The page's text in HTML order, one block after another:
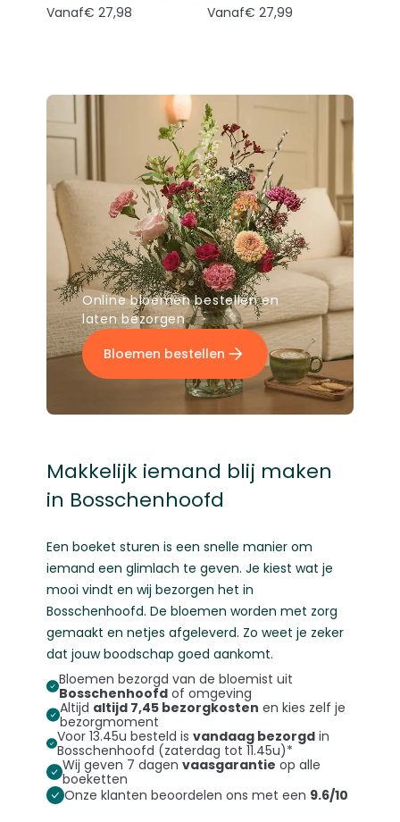
Vanaf€ 27,98
Vanaf€ 27,99
Online bloemen bestellen en
laten bezorgen
Bloemen bestellen
Makkelijk iemand blij maken
in Bosschenhoofd
Een boeket sturen is een snelle manier om
iemand een glimlach te geven. Je kiest wat je
mooi vindt en wij bezorgen het in
Bosschenhoofd. De bloemen worden met zorg
gemaakt en netjes afgeleverd. Zo weet je zeker
dat jouw boodschap goed aankomt.
Bloemen bezorgd van de bloemist uit
Bosschenhoofdof omgeving
Altijd altijd 7,45 bezorgkosten en kies zelf je
bezorgmoment
Voor 13.45u besteld is vandaag bezorgdin
Bosschenhoofd (zaterdag tot 11.45u)*
Wij geven 7 dagen vaasgarantie op alle
boeketten
Onze klanten beoordelen ons met een 9.6/10